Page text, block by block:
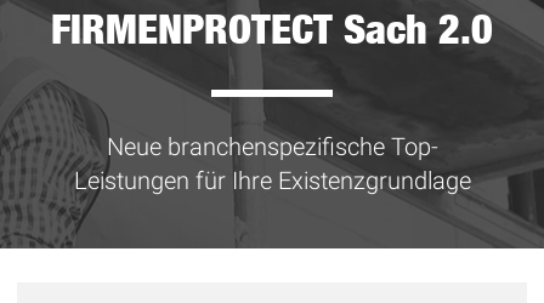
FIRMENPROTECT Sach 2.0
Neue branchenspezifische Top-
Leistungen für Ihre Existenzgrundlage